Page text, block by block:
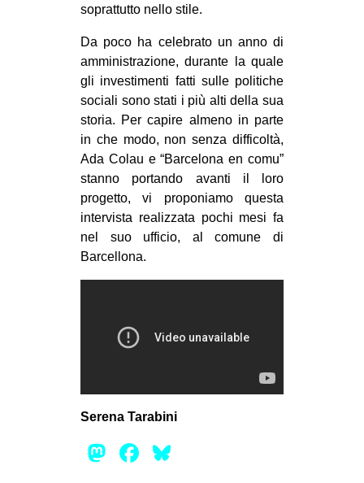
soprattutto nello stile.
Da poco ha celebrato un anno di
amministrazione, durante la quale
gli investimenti fatti sulle politiche
sociali sono stati i più alti della sua
storia. Per capire almeno in parte
in che modo, non senza difficoltà,
Ada Colau e “Barcelona en comu”
stanno portando avanti il loro
progetto, vi proponiamo questa
intervista realizzata pochi mesi fa
nel suo ufficio, al comune di
Barcellona.
Serena Tarabini
Mastodon
Facebook